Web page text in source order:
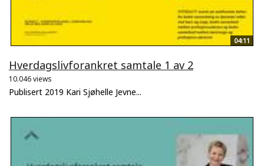
04:11
Hverdagslivforankret samtale 1 av 2
10.046 views
Publisert 2019 Kari Sjøhelle Jevne...